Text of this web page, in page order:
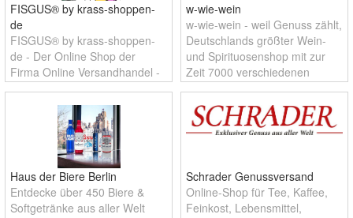
FISGUS® by krass-shoppen-
de
FISGUS® by krass-shoppen-
de - Der Online Shop der
Firma Online Versandhandel -
P.Fischer & H.Gustyn GbR
w-wie-wein
w-wie-wein - weil Genuss zählt,
Deutschlands größter Wein-
und Spirituosenshop mit zur
Zeit 7000 verschiedenen
Weinen und Spirituosen aus
aller Welt.
Haus der Biere Berlin
Entdecke über 450 Biere &
Softgetränke aus aller Welt
Schrader Genussversand
Online-Shop für Tee, Kaffee,
Feinkost, Lebensmittel,